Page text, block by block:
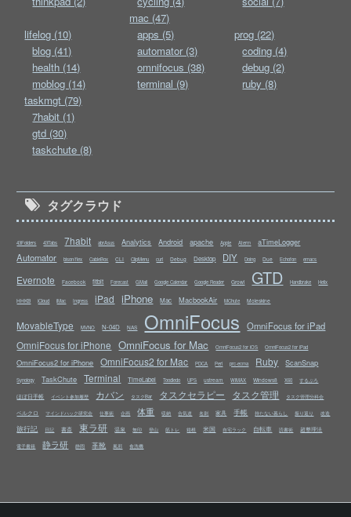
lifelog (10)
blog (41)
health (14)
moblog (14)
mac (47)
apps (5)
automator (3)
omnifocus (38)
terminal (9)
prog (22)
coding (4)
debug (2)
ruby (8)
taskmgt (79)
7habit (1)
gtd (30)
taskchute (8)
タグクラウド
43Folders 43Tabs 7habit abrAsus Analytics Android apache Apple Aterm aTimeLogger
Automator bison/flex CableBox CLI ClipMenu curl Debug Desktop DIY Doing Due Echofon emacs
Evernote Facebook fitbit Forecast GMail Google Calendar Google Reader Growl GTD Handbrake Helix
HHKB iCloud iMac Ingress iPad iPhone Mac MacbookAir MChute Moleskine
MovableType MVNO N-04D NAS OmniFocus OmniFocus for iPad
OmniFocus for iPhone OmniFocus for Mac OmniFocus2 for iOS OmniFocus2 for iPad
OmniFocus2 for iPhone OmniFocus2 for Mac PDCA Perl prc-ecma Ruby ScanSnap
Synology TaskChute Terminal TimeLabel Toodledo UPS ustream WiMAX Windows8 X60 するぷろ
ほぼ日手帳 イベント参加履歴 カバン タスクBar タスクセラピー タスク管理 タスク管理分科会
ベルクロ マインドハック研究会 仕事術 企画 体重 収納 合気道 名刺 家具 手帳 持たない暮らし 振り返り 改造
旅行記 日記 書斎 東ラ研 温泉 無印 登山 筋トレ 箱根 米国 自宅ラック 自転車 読書術 超整理法
電子書籍 静ラ研 静岡 革靴 風邪 食洗機